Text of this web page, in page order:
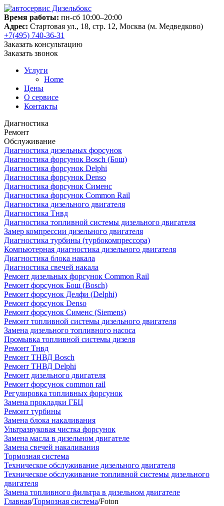
Время работы: пн-сб 10:00–20:00
Адрес: Стартовая ул., 18, стр. 12, Москва (м. Медведково)
+7(495) 740-36-31
Заказать консультацию
Заказать звонок
Услуги
Home
Цены
О сервисе
Контакты
Диагностика
Ремонт
Обслуживание
Диагностика дизельных форсунок
Диагностика форсунок Bosch (Бош)
Диагностика форсунок Delphi
Диагностика форсунок Denso
Диагностика форсунок Сименс
Диагностика форсунок Common Rail
Диагностика дизельного двигателя
Диагностика Тнвд
Диагностика топливной системы дизельного двигателя
Замер компрессии дизельного двигателя
Диагностика турбины (турбокомпрессора)
Компьютерная диагностика дизельного двигателя
Диагностика блока накала
Диагностика свечей накала
Ремонт дизельных форсунок Common Rail
Ремонт форсунок Бош (Bosch)
Ремонт форсунок Делфи (Delphi)
Ремонт форсунок Denso
Ремонт форсунок Сименс (Siemens)
Ремонт топливной системы дизельного двигателя
Замена дизельного топливного насоса
Промывка топливной системы дизеля
Ремонт Тнвд
Ремонт ТНВД Bosch
Ремонт ТНВД Delphi
Ремонт дизельного двигателя
Ремонт форсунок common rail
Регулировка топливных форсунок
Замена прокладки ГБЦ
Ремонт турбины
Замена блока накаливания
Ультразвуковая чистка форсунок
Замена масла в дизельном двигателе
Замена свечей накаливания
Тормозная система
Техническое обслуживание дизельного двигателя
Техническое обслуживание топливной системы дизельного
двигателя
Замена топливного фильтра в дизельном двигателе
Главная/Тормозная система/Foton